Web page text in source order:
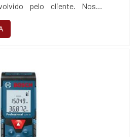
pelo cliente. Nosso
a capacidade de dobrar
de comprimento.